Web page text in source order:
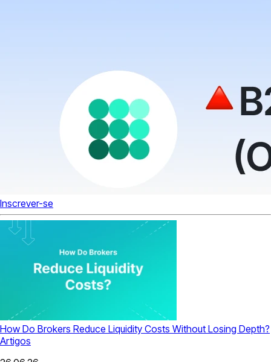
Inscrever-se
How Do Brokers Reduce Liquidity Costs Without Losing Depth?
Artigos